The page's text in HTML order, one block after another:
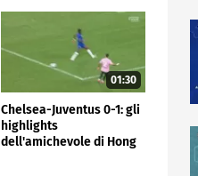
01:30
Chelsea-Juventus 0-1: gli
highlights
dell'amichevole di Hong